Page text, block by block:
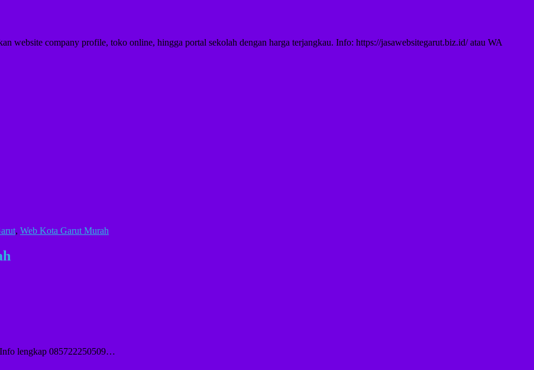
website company profile, toko online, hingga portal sekolah dengan harga terjangkau. Info: https://jasawebsitegarut.biz.id/ atau WA
, Web Kota Garut Murah
lengkap 085722250509…